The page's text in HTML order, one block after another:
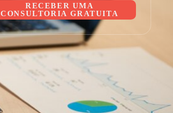
RECEBER UMA
CONSULTORIA GRATUITA